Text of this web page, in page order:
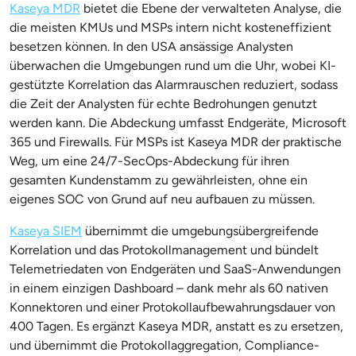
Kaseya MDR bietet die Ebene der verwalteten Analyse, die
die meisten KMUs und MSPs intern nicht kosteneffizient
besetzen können. In den USA ansässige Analysten
überwachen die Umgebungen rund um die Uhr, wobei KI-
gestützte Korrelation das Alarmrauschen reduziert, sodass
die Zeit der Analysten für echte Bedrohungen genutzt
werden kann. Die Abdeckung umfasst Endgeräte, Microsoft
365 und Firewalls. Für MSPs ist Kaseya MDR der praktische
Weg, um eine 24/7-SecOps-Abdeckung für ihren
gesamten Kundenstamm zu gewährleisten, ohne ein
eigenes SOC von Grund auf neu aufbauen zu müssen.
Kaseya SIEM übernimmt die umgebungsübergreifende
Korrelation und das Protokollmanagement und bündelt
Telemetriedaten von Endgeräten und SaaS-Anwendungen
in einem einzigen Dashboard – dank mehr als 60 nativen
Konnektoren und einer Protokollaufbewahrungsdauer von
400 Tagen. Es ergänzt Kaseya MDR, anstatt es zu ersetzen,
und übernimmt die Protokollaggregation, Compliance-